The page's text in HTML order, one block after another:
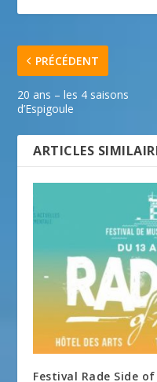
PRÉCÉDENT
20 ans – les 4 saisons
d’Espigoule
ARTICLES
Festival Rade Side